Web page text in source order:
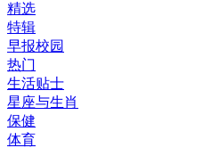
精选
特辑
早报校园
热门
生活贴士
星座与生肖
保健
体育